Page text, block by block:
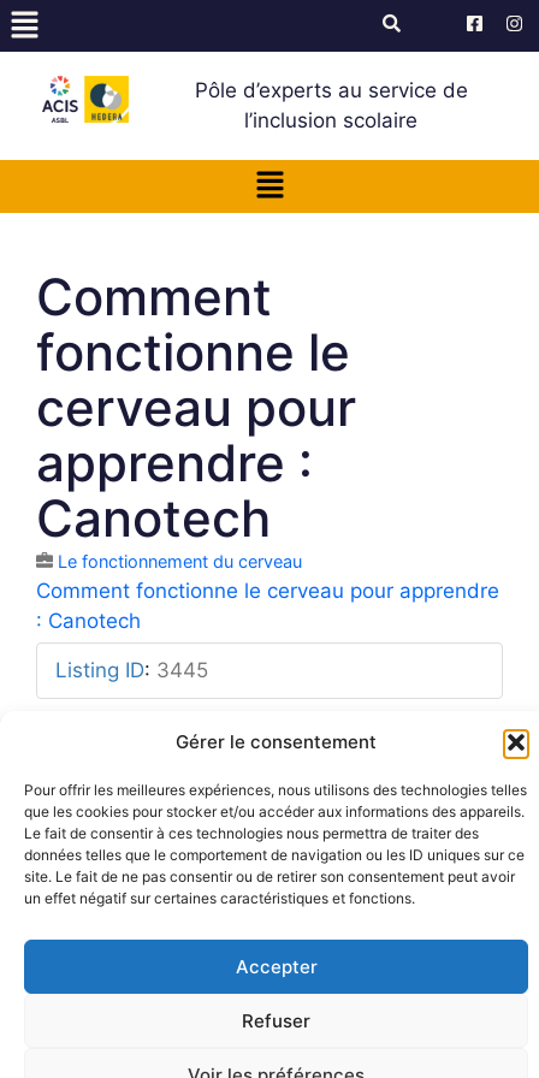
Gérer le consentement
Pour offrir les meilleures expériences, nous utilisons des technologies telles
que les cookies pour stocker et/ou accéder aux informations des appareils.
Le fait de consentir à ces technologies nous permettra de traiter des
données telles que le comportement de navigation ou les ID uniques sur ce
site. Le fait de ne pas consentir ou de retirer son consentement peut avoir
un effet négatif sur certaines caractéristiques et fonctions.
Accepter
Refuser
Pôle d’experts au service de
l’inclusion scolaire
Comment
fonctionne le
cerveau pour
apprendre :
Canotech
Le fonctionnement du cerveau
Comment fonctionne le cerveau pour apprendre
: Canotech
Listing ID: 3445
Rue Barbier 12, 1300 Wavre
Tel: 0455 14 53 30
Numéro FASE : 11020
Mentions légales
Politique de confidentialité
Plan du site
© 2026 Pôle Hedera, tous droits
réservés